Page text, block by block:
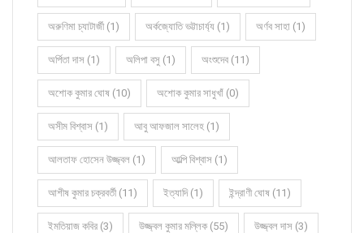
অরুণিমা চ্যাটার্জী (1) অর্কজ্যোতি ভট্টাচার্য্য (1) অর্ণব সাহা (1)
অর্পিতা দাস (1) অলিপা বসু (1) অংশুদেব (11)
অশোক কুমার ঘোষ (10) অশোক কুমার সাধুখাঁ (0)
অসীম বিশ্বাস (1) আবু আফজাল সালেহ (1)
আলতাফ হোসেন উজ্জ্বল (1) আল্পি বিশ্বাস (1)
আশীষ কুমার চক্রবর্তী (11) ইত্যাদি (1) ইন্দ্রাণী ঘোষ (11)
ইমতিয়াজ কবির (3) উজ্জ্বল কুমার মল্লিক (55) উজ্জ্বল দাস (3)